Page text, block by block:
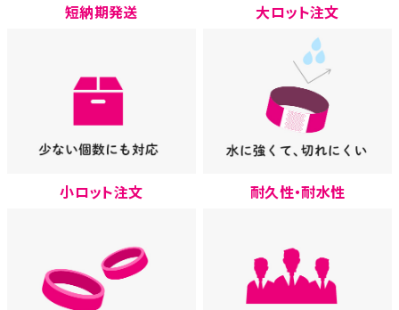
短納期発送 大ロット注文
小ロット注文 耐久性・耐水性